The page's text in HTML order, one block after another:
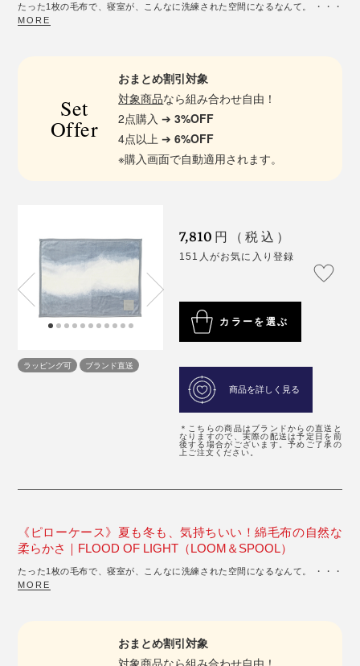
たった1枚の毛布で、寝室が、こんなに洗練された空間になるなんて。 ・・・
MORE
Set
Offer
おまとめ割引対象
対象商品なら組み合わせ自由！
2点購入 ➔3%OFF
4点以上 ➔6%OFF
※購入画面で自動適用されます。
ラッピング可 ブランド直送
7,810 円（税込）
151人がお気に入り登録
カラーを選ぶ
商品を詳しく見る
＊こちらの商品はブランドからの直送と
なりますので、実際の配送は予定日を前
後する場合がございます。予めご了承の
上ご注文ください。
《ピローケース》夏も冬も、気持ちいい！綿毛布の自然な
柔らかさ｜FLOOD OF LIGHT（LOOM＆SPOOL）
たった1枚の毛布で、寝室が、こんなに洗練された空間になるなんて。 ・・・
MORE
おまとめ割引対象